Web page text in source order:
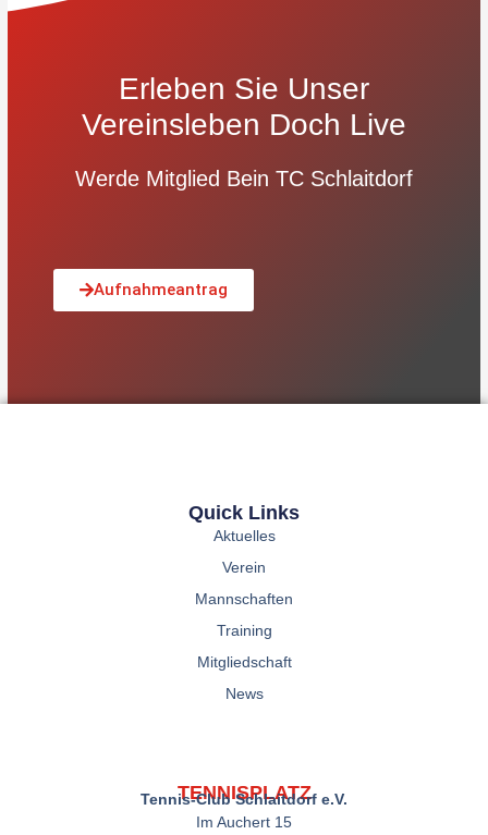
Erleben Sie Unser
Vereinsleben Doch Live
Werde Mitglied Bein TC Schlaitdorf
Aufnahmeantrag
Quick Links
Aktuelles
Verein
Mannschaften
Training
Mitgliedschaft
News
TENNISPLATZ
Tennis-Club Schlaitdorf e.V.
Im Auchert 15